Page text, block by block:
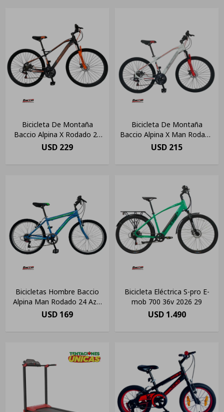
Bicicleta De Montaña
Baccio Alpina X Rodado 29
Freno Disco Negra/naranja
USD 229
Bicicleta De Montaña
Baccio Alpina X Man Rodado
27.5 Color White
USD 215
Bicicletas Hombre Baccio
Alpina Man Rodado 24 Azul
Y Verde
USD 169
Bicicleta Eléctrica S-pro E-
mob 700 36v 2026 29
USD 1.490